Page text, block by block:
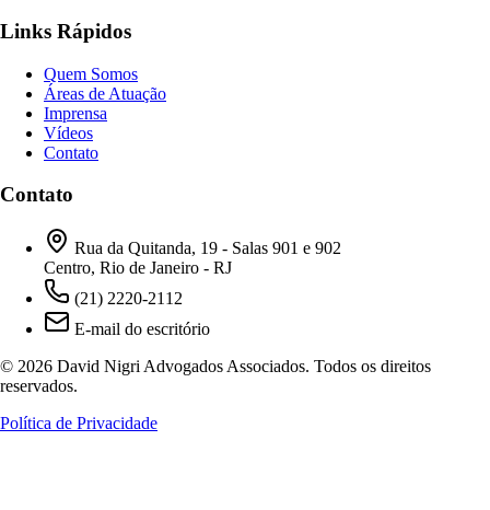
Links Rápidos
Quem Somos
Áreas de Atuação
Imprensa
Vídeos
Contato
Contato
Rua da Quitanda, 19 - Salas 901 e 902
Centro, Rio de Janeiro - RJ
(21) 2220-2112
E-mail do escritório
© 2026 David Nigri Advogados Associados. Todos os direitos
reservados.
Política de Privacidade